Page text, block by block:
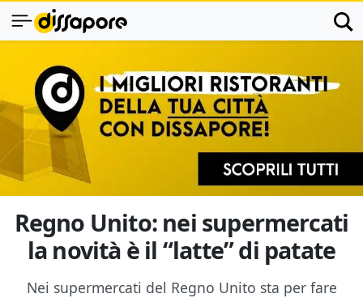
Regno Unito: nei supermercati
la novità è il “latte” di patate
Nei supermercati del Regno Unito sta per fare